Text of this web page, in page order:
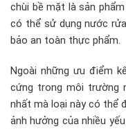
chùi bề mặt là sản
có thể sử dụng nước
bảo an toàn thực phẩm.
Ngoài những ưu điểm
cứng trong môi trường
nhất mà loại này có thể
ảnh hưởng của nhiều